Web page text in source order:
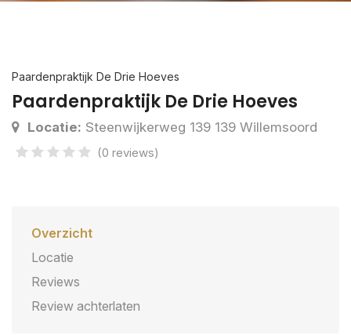
Paardenpraktijk De Drie Hoeves
Paardenpraktijk De Drie Hoeves
Locatie: Steenwijkerweg 139 139 Willemsoord
(0 reviews)
Overzicht
Locatie
Reviews
Review achterlaten